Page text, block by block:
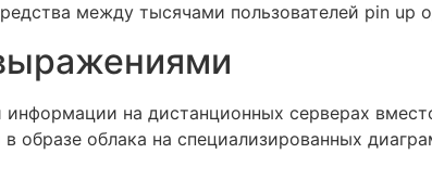
между тысячами пользователей pin up
на дистанционных серверах
образе облака на специализированных